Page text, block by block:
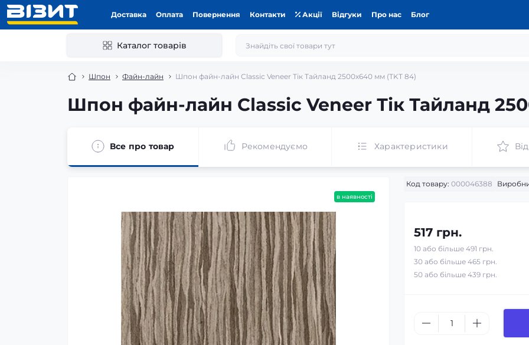
Доставка Оплата Повернення Контакти Акції Відгуки Про нас Блог
Каталог товарів
Шпон Файн-лайн Шпон файн-лайн Classic Veneer Тік Тайланд 2500x640 мм (TKT 84)
Шпон файн-лайн Classic Veneer Тік Тайланд
Все про товар Рекомендуємо Характеристики
в наявності
Код товару: 000046388
517 грн.
10 або більше 491 грн.
30 або більше 465 грн.
50 або більше 439 грн.